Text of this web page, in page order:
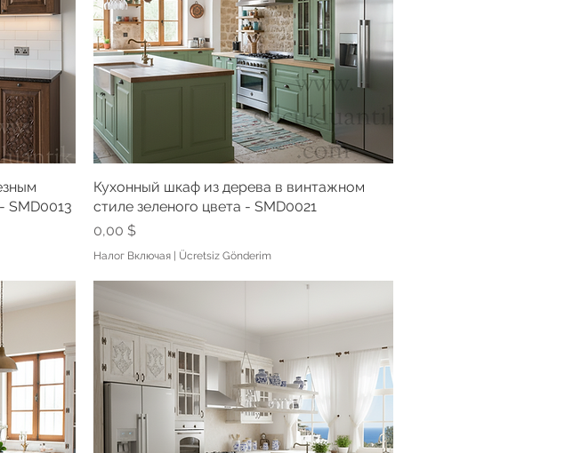
SMD0013
Кухонный шкаф из дерева в винтажном
стиле зеленого цвета - SMD0021
Цена
0,00 $
Налог Включая| Ücretsiz Gönderim